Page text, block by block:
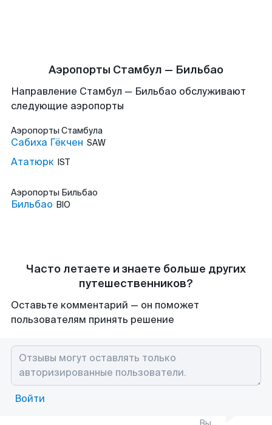
Аэропорты Стамбул — Бильбао
Направление Стамбул — Бильбао обслуживают
следующие аэропорты
Аэропорты Стамбула
Сабиха Гёкчен SAW
Ататюрк IST
Аэропорты Бильбао
Бильбао BIO
Часто летаете и знаете больше других
путешественников?
Оставьте комментарий — он поможет
пользователям принять решение
Войти